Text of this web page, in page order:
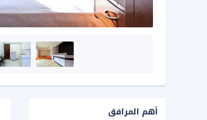
أهم المرافق